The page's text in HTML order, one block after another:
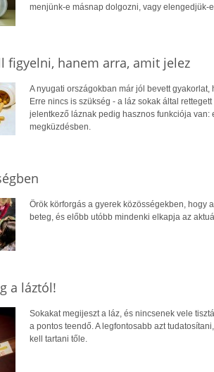
menjünk-e másnap dolgozni, vagy
figyelni, hanem arra, amit jelez
A nyugati országokban már jól bevett
Erre nincs is szükség - a láz sokak által
jelentkező láznak pedig hasznos funkciója
megküzdésben.
Örök körforgás a gyerek közösségekben, hogy
beteg, és előbb utóbb mindenki elkapja az
a láztól!
Sokakat megijeszt a láz, és nincsenek vele
a pontos teendő. A legfontosabb azt
kell tartani tőle.